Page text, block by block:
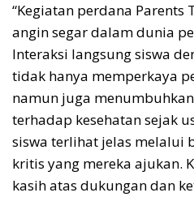
“Kegiatan perdana
angin segar dalam dunia
Interaksi langsung siswa
tidak hanya memperkaya
namun juga
terhadap kesehatan sejak
siswa terlihat jelas melalui
kritis yang mereka ajukan.
kasih atas dukungan dan